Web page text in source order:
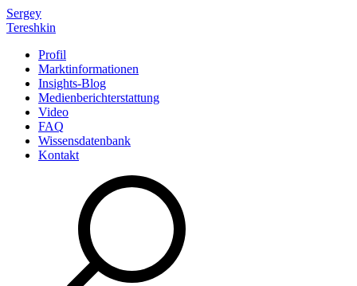
Sergey
Tereshkin
Profil
Marktinformationen
Insights-Blog
Medienberichterstattung
Video
FAQ
Wissensdatenbank
Kontakt